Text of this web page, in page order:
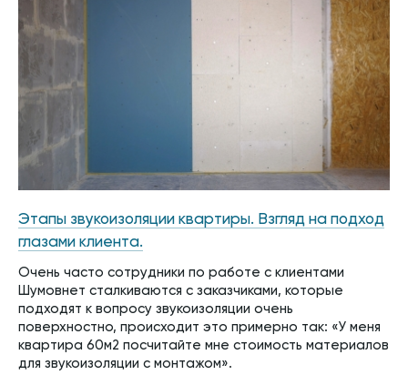
Этапы звукоизоляции квартиры. Взгляд на подход
глазами клиента.
Очень часто сотрудники по работе с клиентами
Шумовнет сталкиваются с заказчиками, которые
подходят к вопросу звукоизоляции очень
поверхностно, происходит это примерно так: «У меня
квартира 60м2 посчитайте мне стоимость материалов
для звукоизоляции с монтажом».